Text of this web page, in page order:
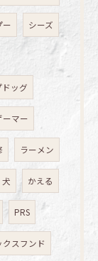
ー シーズ
ッグ
ーマー
ラーメン
犬 かえる
PRS
スフンド